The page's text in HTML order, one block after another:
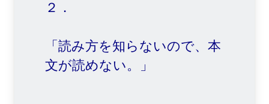
２．
「読み方を知らないので、本
文が読めない。」